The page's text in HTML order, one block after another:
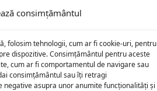
consimțământul
folosim tehnologii, cum ar fi cookie-uri, pentru
dispozitive. Consimțământul pentru aceste
cum ar fi comportamentul de navigare sau
consimțământul sau îți retragi
asupra unor anumite funcționalități și